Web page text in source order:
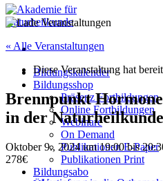
Bildungskalender
Bildungsshop
Präsenz Fortbildungen
Online Fortbildungen
Webinare
On Demand
Publikationen E-Paper
Publikationen Print
Bildungsabo
« Alle Veranstaltungen
Diese Veranstaltung hat
Brennpunkt
in der
Oktober 9., 2024 um 19:00bis
278€